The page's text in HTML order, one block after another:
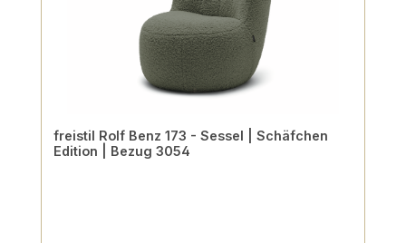
freistil Rolf Benz 173 - Sessel | Schäfchen
Edition | Bezug 3054